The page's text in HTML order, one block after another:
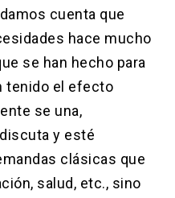
cuenta que
hace mucho
se han hecho para
tenido el efecto
se una,
y esté
clásicas que
salud, etc., sino